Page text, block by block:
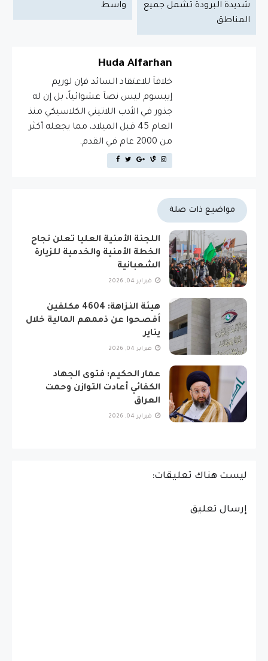
شديدة البرودة تشمل جميع
المناطق
واسط
Huda Alfarhan
خلافاَ للاعتقاد السائد فإن لوريم
إيبسوم ليس نصاَ عشوائياً، بل إن له
جذور في الأدب اللاتيني الكلاسيكي منذ
العام 45 قبل الميلاد، مما يجعله أكثر
من 2000 عام في القدم.
مواضيع ذات صلة
اللجنة الأمنية العليا تعلن نجاح
الخطة الأمنية والخدمية للزيارة
الشعبانية
فبراير 04, 2026
هيئة النزاهة: 4604 مكلفين
أفصحوا عن ذممهم المالية خلال
يناير
فبراير 04, 2026
عمار الحكيم: فتوى الجهاد
الكفائي أعادت التوازن وحمت
العراق
فبراير 04, 2026
ليست هناك تعليقات:
إرسال تعليق